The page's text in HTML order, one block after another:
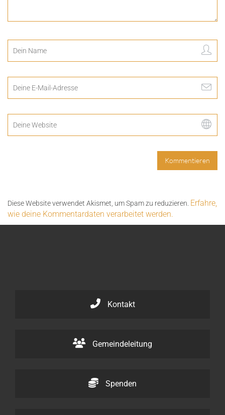
Diese Website verwendet Akismet, um Spam zu reduzieren. Erfahre,
wie deine Kommentardaten verarbeitet werden.
Kontakt
Gemeindeleitung
Spenden